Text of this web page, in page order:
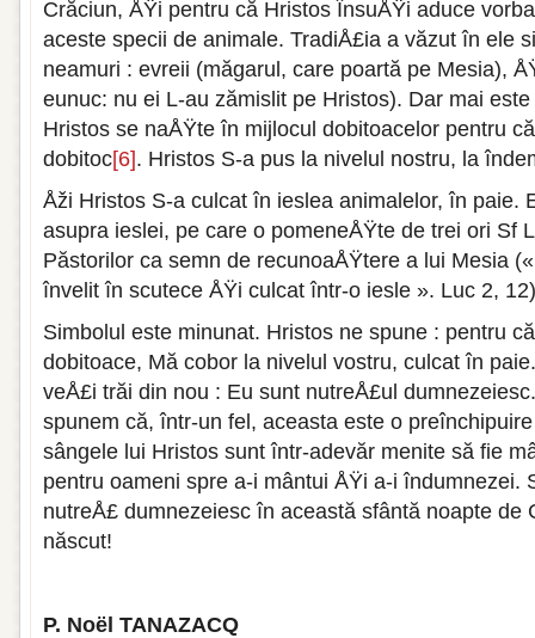
Crăciun, ÅŸi pentru că Hristos ÎnsuÅŸi aduce
aceste specii de animale. TradiÅ£ia a văzut în ele
neamuri : evreii (măgarul, care poartă pe Mesia),
eunuc: nu ei L-au zămislit pe Hristos). Dar mai
Hristos se naÅŸte în mijlocul dobitoacelor pentru
dobitoc[6]. Hristos S-a pus la nivelul nostru, la
Åži Hristos S-a culcat în ieslea animalelor, în paie.
asupra ieslei, pe care o pomeneÅŸte de trei ori Sf
Păstorilor ca semn de recunoaÅŸtere a lui Mesia
învelit în scutece ÅŸi culcat într-o iesle ». Luc 2,
Simbolul este minunat. Hristos ne spune : pentru
dobitoace, Mă cobor la nivelul vostru, culcat în
veÅ£i trăi din nou : Eu sunt nutreÅ£ul
spunem că, într-un fel, aceasta este o
sângele lui Hristos sunt într-adevăr menite să fie
pentru oameni spre a-i mântui ÅŸi a-i îndumnezei.
nutreÅ£ dumnezeiesc în această sfântă noapte de
născut!
P. Noël TANAZACQ